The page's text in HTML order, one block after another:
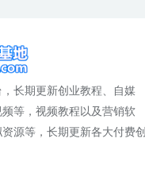
长期更新创业教程、自媒
等，视频教程以及营销软
源等，长期更新各大付费创